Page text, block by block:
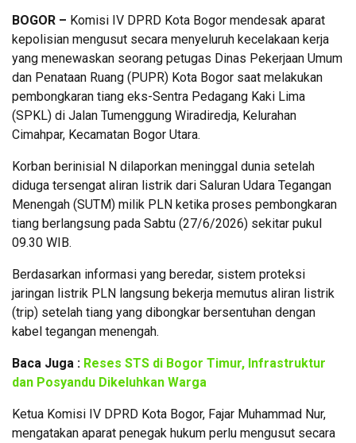
BOGOR – Komisi IV DPRD Kota Bogor mendesak aparat
kepolisian mengusut secara menyeluruh kecelakaan kerja
yang menewaskan seorang petugas Dinas Pekerjaan Umum
dan Penataan Ruang (PUPR) Kota Bogor saat melakukan
pembongkaran tiang eks-Sentra Pedagang Kaki Lima
(SPKL) di Jalan Tumenggung Wiradiredja, Kelurahan
Cimahpar, Kecamatan Bogor Utara.
Korban berinisial N dilaporkan meninggal dunia setelah
diduga tersengat aliran listrik dari Saluran Udara Tegangan
Menengah (SUTM) milik PLN ketika proses pembongkaran
tiang berlangsung pada Sabtu (27/6/2026) sekitar pukul
09.30 WIB.
Berdasarkan informasi yang beredar, sistem proteksi
jaringan listrik PLN langsung bekerja memutus aliran listrik
(trip) setelah tiang yang dibongkar bersentuhan dengan
kabel tegangan menengah.
Baca Juga : Reses STS di Bogor Timur, Infrastruktur
dan Posyandu Dikeluhkan Warga
Ketua Komisi IV DPRD Kota Bogor, Fajar Muhammad Nur,
mengatakan aparat penegak hukum perlu mengusut secara